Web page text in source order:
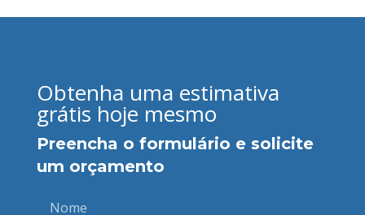
Obtenha uma estimativa
grátis hoje mesmo
Preencha o formulário e solicite
um orçamento